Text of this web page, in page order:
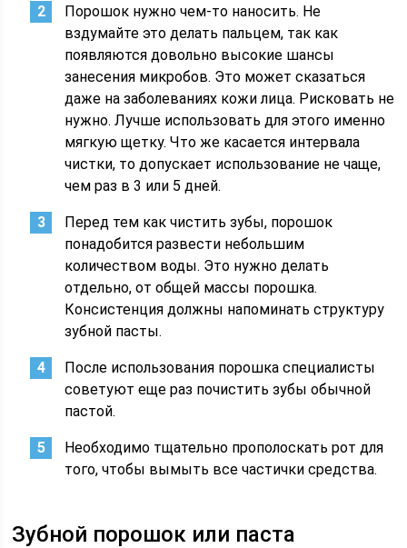
Порошок нужно чем-то наносить. Не
вздумайте это делать пальцем, так как
появляются довольно высокие шансы
занесения микробов. Это может сказаться
даже на заболеваниях кожи лица. Рисковать не
нужно. Лучше использовать для этого именно
мягкую щетку. Что же касается интервала
чистки, то допускает использование не чаще,
чем раз в 3 или 5 дней.
Перед тем как чистить зубы, порошок
понадобится развести небольшим
количеством воды. Это нужно делать
отдельно, от общей массы порошка.
Консистенция должны напоминать структуру
зубной пасты.
После использования порошка специалисты
советуют еще раз почистить зубы обычной
пастой.
Необходимо тщательно прополоскать рот для
того, чтобы вымыть все частички средства.
Зубной порошок или паста